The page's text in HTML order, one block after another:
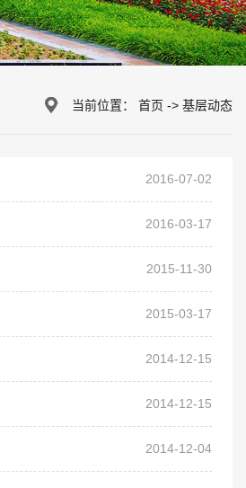
当前位置： 首页 -> 基层动态
2016-07-02
2016-03-17
2015-11-30
2015-03-17
2014-12-15
2014-12-15
2014-12-04